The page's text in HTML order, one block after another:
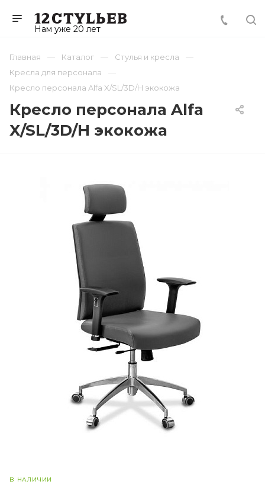
Нам уже 20 лет
Главная Каталог
Стулья и кресла
Кресла для персонала
Кресло персонала Alfa X/SL/3D/H экокожа
Кресло персонала Alfa
X/SL/3D/H экокожа
В НАЛИЧИИ